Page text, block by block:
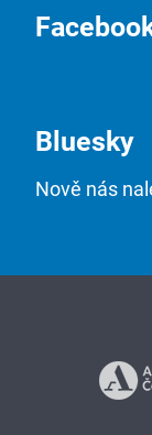
Bluesky
Nově nás